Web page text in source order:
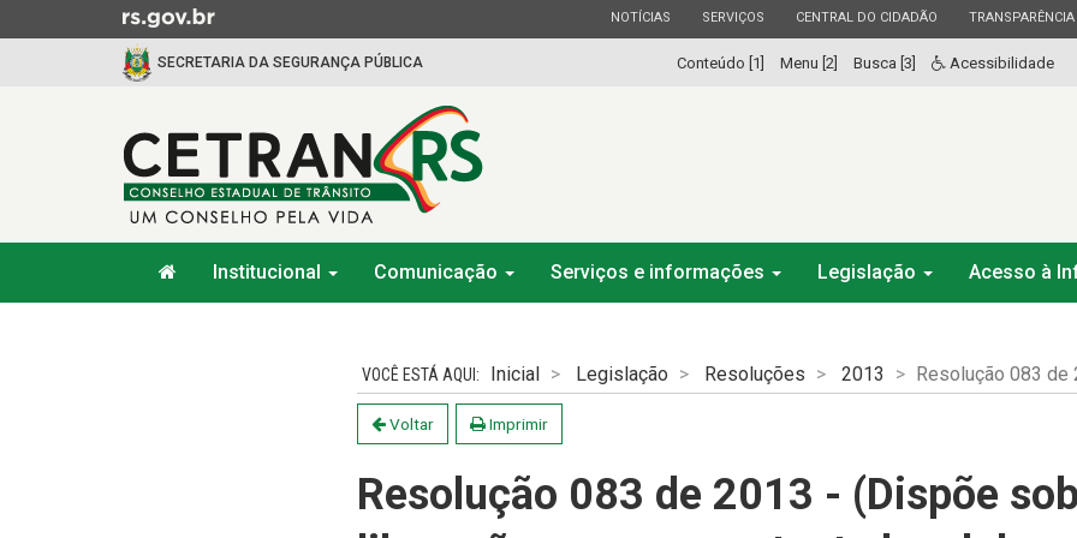
para
Ir
a
ESTADO
NOTÍCIAS ESTADO
SERVIÇOS ESTADO
CENTRAL DO CIDADÃO ESTADO
TRANSPARÊNCIA
SECRETARIA DA SEGURANÇA PÚBLICA Conteúdo [1] Menu [2] Busca [3] Acessibilidade
Institucional Comunicação Serviços e informações Legislação
Acesso à
Inicial Legislação Resoluções 2013 Resolução 083 de
Voltar Imprimir
Resolução 083 de 2013 - (Dispõe